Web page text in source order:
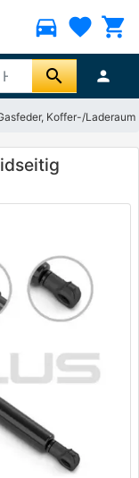
directions_car favorite shopping_cart
search person
Koffer-/